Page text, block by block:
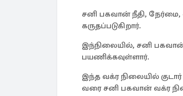
சனி பகவான் நீதி,
கருதப்படுகிறார்.
இந்நிலையில், சனி பகவான்
பயணிக்கவுள்ளார்.
இந்த வக்ர நிலையில்
வரை சனி பகவான் வக்ர